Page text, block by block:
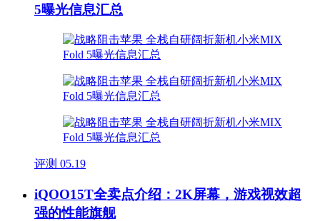
5曝光信息汇总
评测 05.19
iQOO15T全卖点介绍：2K屏幕，游戏视效超
强的性能旗舰